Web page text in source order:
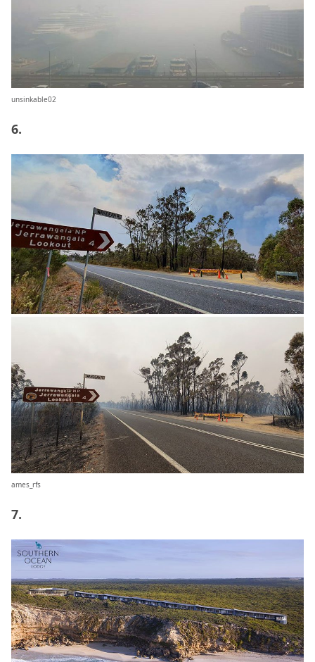
unsinkable02
6.
ames_rfs
7.